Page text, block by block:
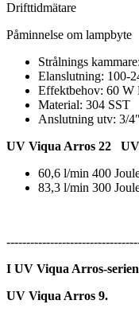
Drifttidmätare
Påminnelse om lampbyte
Strålnings
Elanslutning: 100-
Effektbehov: 60 W
Material: 304 SST
Anslutning utv: 3/4″
UV Viqua Arros 22
60,6 l/min 400
83,3 l/min 300
I UV Viqua Arros-
UV Viqua Arros 9.